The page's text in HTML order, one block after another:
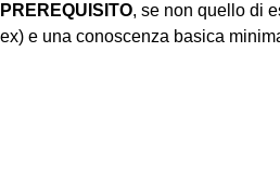
, se non quello di
e una conoscenza basica